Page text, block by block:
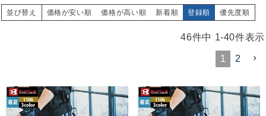
並び替え 価格が安い順 価格が高い順 新着順 登録順 優先度順
46件中 1-40件表示
1 2